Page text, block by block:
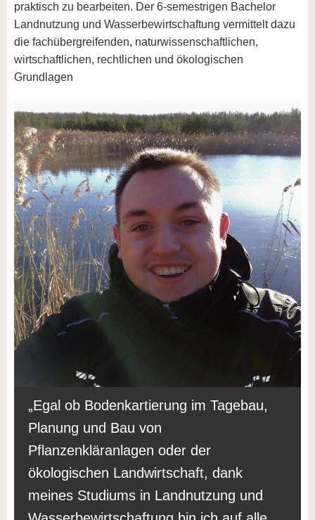
praktisch zu bearbeiten. Der 6-semestrigen Bachelor
Landnutzung und Wasserbewirtschaftung vermittelt dazu
die fachübergreifenden, naturwissenschaftlichen,
wirtschaftlichen, rechtlichen und ökologischen
Grundlagen
Egal ob Bodenkartierung im Tagebau,
Planung und Bau von
Pflanzenkläranlagen oder der
ökologischen Landwirtschaft, dank
meines Studiums in Landnutzung und